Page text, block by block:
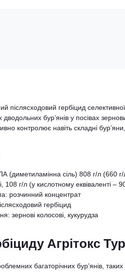
післясходовий гербіцид
дводольних бур’янів у посівах
контролює навіть складні
(диметиламінна сіль) 808 г/л (660 г/
108 г/л (у кислотному еквіваленті –
розчинний концентрат
гербіцид
зернові колосові, кукурудза
Агрітокс
багаторічних бур’янів,